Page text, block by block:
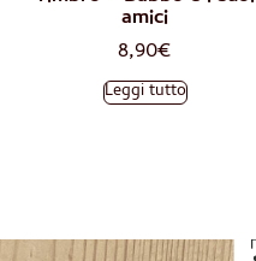
amici
8,90€
Leggi tutto OUR CUSTOMERS LOVE